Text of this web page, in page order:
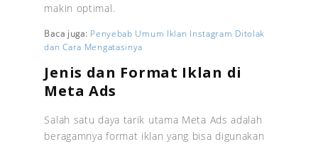
makin optimal.
Baca juga: Penyebab Umum Iklan Instagram Ditolak
dan Cara Mengatasinya
Jenis dan Format Iklan di
Meta Ads
Salah satu daya tarik utama Meta Ads adalah
beragamnya format iklan yang bisa digunakan